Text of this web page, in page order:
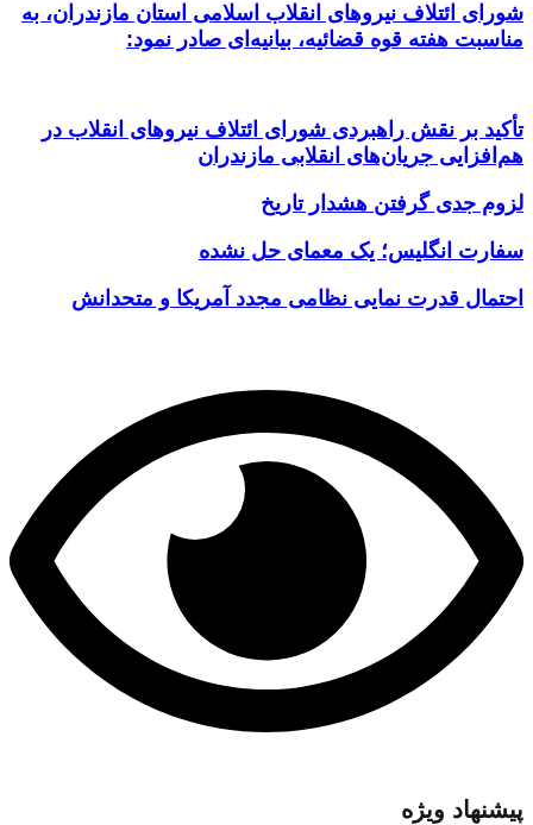
شورای ائتلاف نیروهای انقلاب اسلامی استان مازندران، به
مناسبت هفته قوه قضائیه، بیانیه‌ای صادر نمود:
تأکید بر نقش راهبردی شورای ائتلاف نیروهای انقلاب در
هم‌افزایی جریان‌های انقلابی مازندران
لزوم جدی گرفتن هشدار تاریخ
سفارت انگلیس؛ یک معمای حل نشده
احتمال قدرت نمایی نظامی مجدد آمریکا و متحدانش
پیشنهاد ویژه